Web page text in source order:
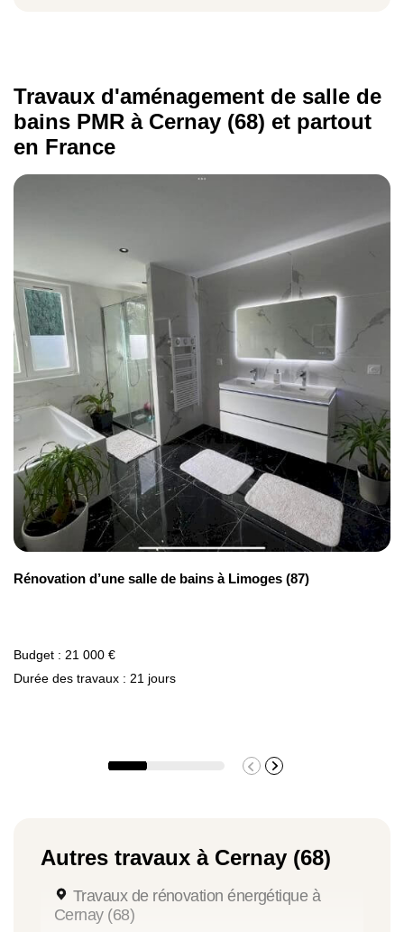
Travaux d'aménagement de salle de
bains PMR à Cernay (68) et partout
en France
Rénovation d’une salle de bains à Limoges (87)
Budget : 21 000 €
Durée des travaux : 21 jours
Autres travaux à Cernay (68)
Travaux de rénovation énergétique à
Cernay (68)